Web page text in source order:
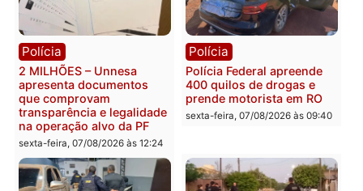
Marcos Rogério apresenta
Plano de Governo com
228 projetos, metas
públicas e
acompanhamento de
resultados
sexta-feira, 07/08/2026 às 18:49
Eleições 2026: Pastor
Evanildo pode ser o
primeiro pastor de
Rondônia na Câmara
Federal
sexta-feira, 07/08/2026 às